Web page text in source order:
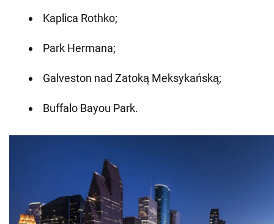
Kaplica Rothko;
Park Hermana;
Galveston nad Zatoką Meksykańską;
Buffalo Bayou Park.